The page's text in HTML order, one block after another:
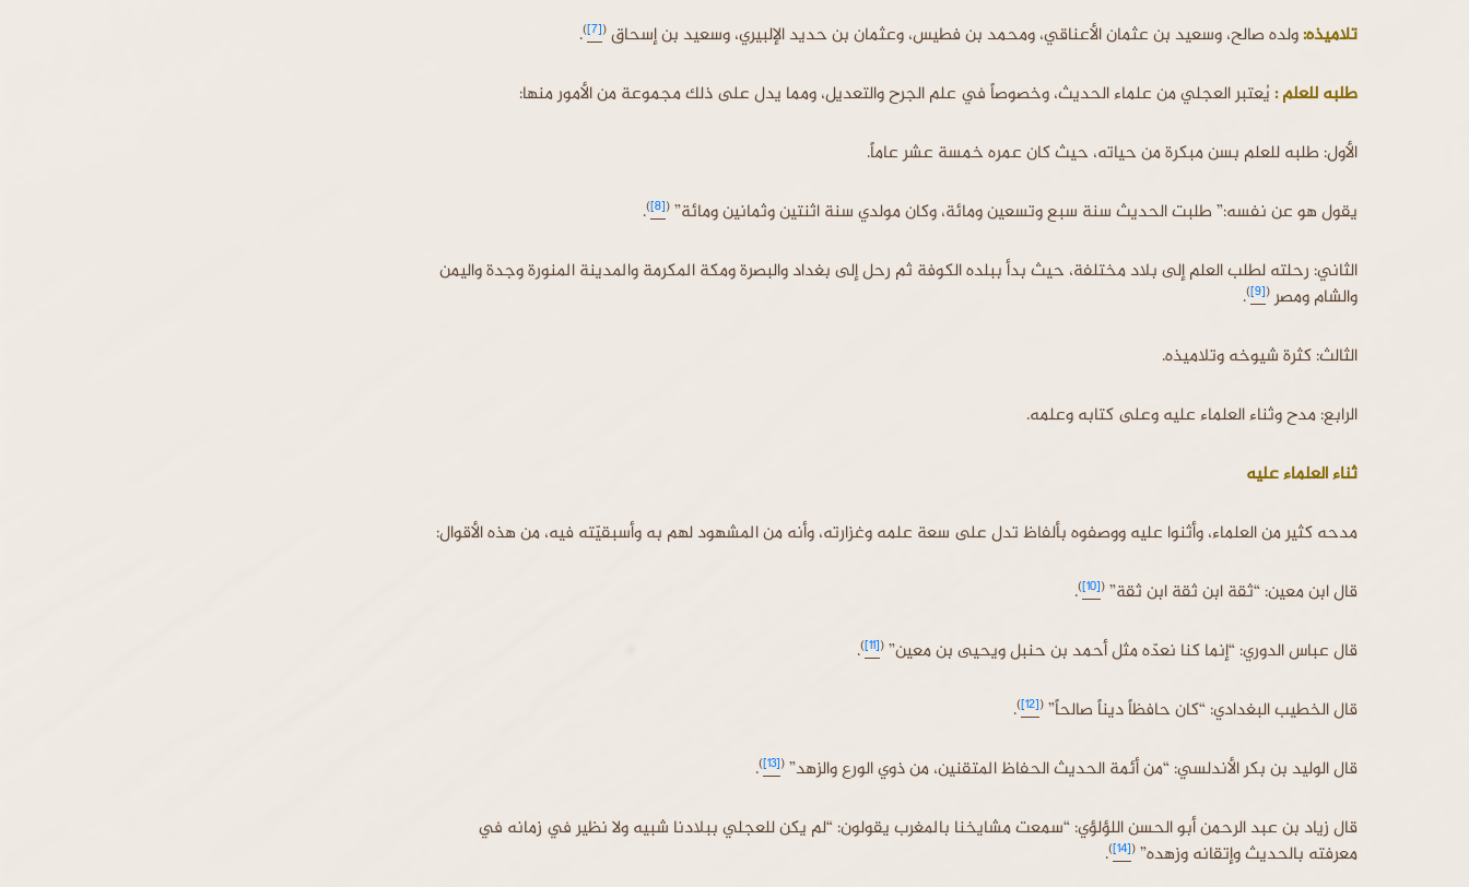
تلاميذه:ولده صالح، وسعيد بن عثمان الأعناقي، ومحمد بن فطيس، وعثمان بن حديد الإلبيري، وسعيد بن إسحاق(
[7]
)
.
طلبه للعلم :يُعتبر العجلي من علماء الحديث، وخصوصاً في علم الجرح والتعديل، ومما يدل على ذلك مجموعة من الأمور منها:
الأول: طلبه للعلم بسن مبكرة من حياته، حيث كان عمره خمسة عشر عاماً.
يقول هو عن نفسه:” طلبت الحديث سنة سبع وتسعين ومائة، وكان مولدي سنة اثنتين وثمانين ومائة”(
[8]
)
.
الثاني: رحلته لطلب العلم إلى بلاد مختلفة، حيث بدأ ببلده الكوفة ثم رحل إلى بغداد والبصرة ومكة المكرمة والمدينة المنورة وجدة واليمن
والشام ومصر(
[9]
)
.
الثالث: كثرة شيوخه وتلاميذه.
الرابع: مدح وثناء العلماء عليه وعلى كتابه وعلمه.
ثناء العلماء عليه
مدحه كثير من العلماء، وأثنوا عليه ووصفوه بألفاظ تدل على سعة علمه وغزارته، وأنه من المشهود لهم به وأسبقيّته فيه، من هذه الأقوال:
قال ابن معين: “ثقة ابن ثقة ابن ثقة”(
[10]
)
.
قال عباس الدوري: “إنما كنا نعدّه مثل أحمد بن حنبل ويحيى بن معين”(
[11]
)
.
قال الخطيب البغدادي: “كان حافظاً ديناً صالحاً”(
[12]
)
.
قال الوليد بن بكر الأندلسي: “من أئمة الحديث الحفاظ المتقنين، من ذوي الورع والزهد”(
[13]
)
.
قال زياد بن عبد الرحمن أبو الحسن اللؤلؤي: “سمعت مشايخنا بالمغرب يقولون: “لم يكن للعجلي ببلادنا شبيه ولا نظير في زمانه في
معرفته بالحديث وإتقانه وزهده”(
[14]
)
.